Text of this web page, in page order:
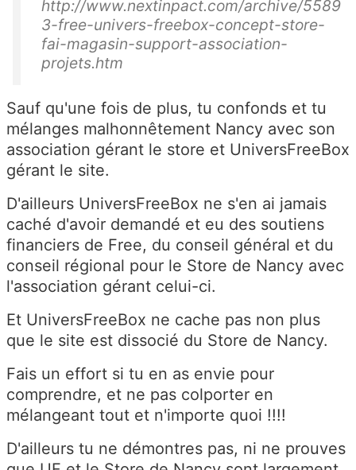
http://www.nextinpact.com/archive/5589
3-free-univers-freebox-concept-store-
fai-magasin-support-association-
projets.htm
Sauf qu'une fois de plus, tu confonds et tu
mélanges malhonnêtement Nancy avec son
association gérant le store et UniversFreeBox
gérant le site.
D'ailleurs UniversFreeBox ne s'en ai jamais
caché d'avoir demandé et eu des soutiens
financiers de Free, du conseil général et du
conseil régional pour le Store de Nancy avec
l'association gérant celui-ci.
Et UniversFreeBox ne cache pas non plus
que le site est dissocié du Store de Nancy.
Fais un effort si tu en as envie pour
comprendre, et ne pas colporter en
mélangeant tout et n'importe quoi !!!!
D'ailleurs tu ne démontres pas, ni ne prouves